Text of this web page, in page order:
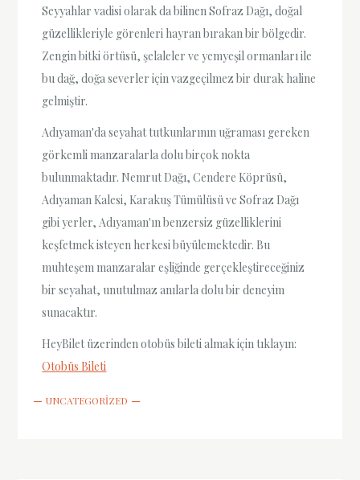
Seyyahlar vadisi olarak da bilinen Sofraz Dağı, doğal
güzellikleriyle görenleri hayran bırakan bir bölgedir.
Zengin bitki örtüsü, şelaleler ve yemyeşil ormanları ile
bu dağ, doğa severler için vazgeçilmez bir durak haline
gelmiştir.
Adıyaman'da seyahat tutkunlarının uğraması gereken
görkemli manzaralarla dolu birçok nokta
bulunmaktadır. Nemrut Dağı, Cendere Köprüsü,
Adıyaman Kalesi, Karakuş Tümülüsü ve Sofraz Dağı
gibi yerler, Adıyaman'ın benzersiz güzelliklerini
keşfetmek isteyen herkesi büyülemektedir. Bu
muhteşem manzaralar eşliğinde gerçekleştireceğiniz
bir seyahat, unutulmaz anılarla dolu bir deneyim
sunacaktır.
HeyBilet üzerinden otobüs bileti almak için tıklayın:
Otobüs Bileti
UNCATEGORIZED